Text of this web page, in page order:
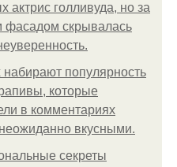
актрис голливуда, но за
фасадом скрывалась
набирают популярность
которые
в комментариях
вкусными.
секреты